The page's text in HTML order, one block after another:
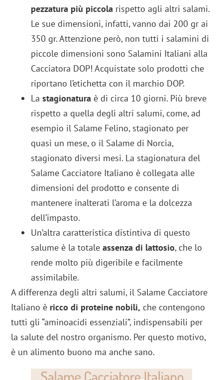
pezzatura più piccola rispetto agli altri salami.
Le sue dimensioni, infatti, vanno dai 200 gr ai
350 gr. Attenzione però, non tutti i salamini di
piccole dimensioni sono Salamini Italiani alla
Cacciatora DOP! Acquistate solo prodotti che
riportano l’etichetta con il marchio DOP.
Lastagionatura è di circa 10 giorni. Più breve
rispetto a quella degli altri salumi, come, ad
esempio il Salame Felino, stagionato per
quasi un mese, o il Salame di Norcia,
stagionato diversi mesi. La stagionatura del
Salame Cacciatore Italiano è collegata alle
dimensioni del prodotto e consente di
mantenere inalterati l’aroma e la dolcezza
dell’impasto.
Un’altra caratteristica distintiva di questo
salume è la totale assenza di lattosio, che lo
rende molto più digeribile e facilmente
assimilabile.
A differenza degli altri salumi, il Salame Cacciatore
Italiano è ricco di proteine nobili, che contengono
tutti gli “aminoacidi essenziali”, indispensabili per
la salute del nostro organismo. Per questo motivo,
è un alimento buono ma anche sano.